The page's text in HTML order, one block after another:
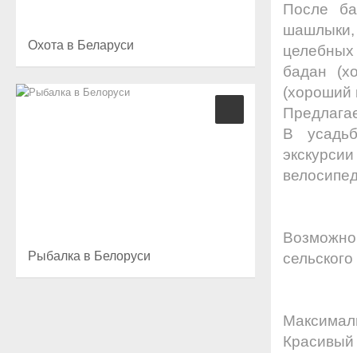
После
шашлыки,
бадан
(хороший
В
Возможно
Охота в Беларуси
Рыбалка в Белоруси